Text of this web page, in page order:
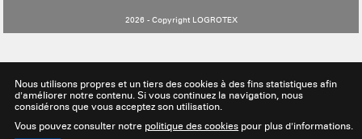
2026 - Copyright LOGROTEX
Nous utilisons propres et un tiers des cookies à des fins statistiques afin
d'améliorer notre contenu. Si vous continuez la navigation, nous
considérons que vous acceptez son utilisation.
Vous pouvez consulter notre politique des cookies pour plus d'informations.